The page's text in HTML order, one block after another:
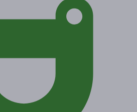
с 11.04.2021 до 11.07.2021